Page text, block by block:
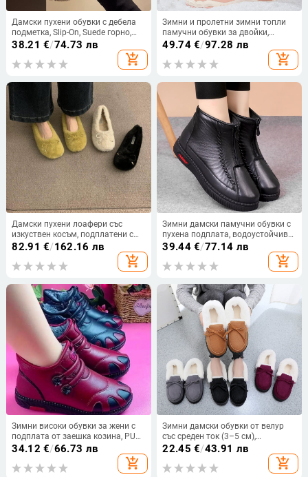
Дамски пухени обувки с дебела
подметка, Slip-On, Suede горно,
Rubber подметка, вътрешност от
38.21 €/74.73 лв
add_shopping_cart
Зимни и пролетни зимни топли
памучни обувки за двойки,
ежедневни туристически обувки,
неплъзгащи се, устойчиви на
износване, водоустойчиви, с
49.74€/97.28 лв
add_shopping_cart
Дамски пухени лоафери със
изкуствен косъм, подплатени с
плюш, гумена подметка, нисък
ток, за външно носене, есен–зима
2025
82.91 €/162.16 лв
add_shopping_cart
Зимни дамски памучни обувки с
пухена подплата, водоустойчиви,
цип отпред, мека гумена
39.44€/77.14 лв
add_shopping_cart
Зимни високи обувки за жени с
подплата от заешка козина, PU
горна част, PVC подметка, нисък
34.12 €/66.73 лв
add_shopping_cart
Зимни дамски обувки от велур
със среден ток (3–5 см),
противохлъзгаща гумена
подметка, плюшена подплата,
подходящи за вътрешно и
22.45 €/43.91 лв
add_shopping_cart